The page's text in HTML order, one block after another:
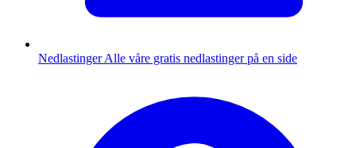
Nedlastinger Alle våre gratis nedlastinger på en side